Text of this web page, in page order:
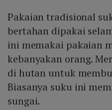
Pakaian tradisional
bertahan dipakai
ini memakai pakaian
kebanyakan orang.
di hutan untuk
Biasanya suku ini
sungai.